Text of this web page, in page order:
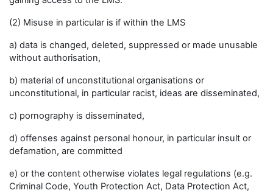
(2) Misuse in particular is if within the LMS
a) data is changed, deleted, suppressed or made unusable
without authorisation,
b) material of unconstitutional organisations or
unconstitutional, in particular racist, ideas are disseminated,
c) pornography is disseminated,
d) offenses against personal honour, in particular insult or
defamation, are committed
e) or the content otherwise violates legal regulations (e.g.
Criminal Code, Youth Protection Act, Data Protection Act,